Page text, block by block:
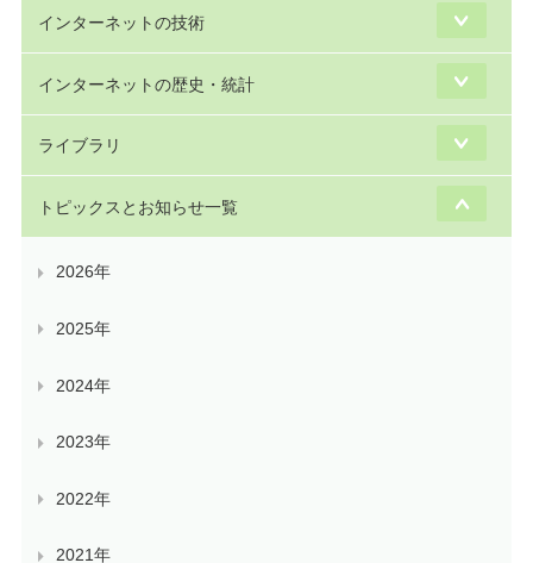
インターネットの技術
インターネットの歴史・統計
ライブラリ
トピックスとお知らせ一覧
2026年
2025年
2024年
2023年
2022年
2021年